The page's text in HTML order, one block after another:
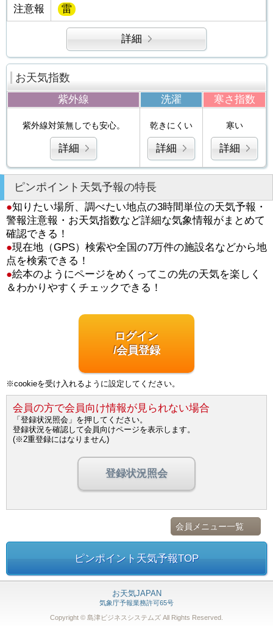
注意報 雷
詳細
お天気指数
紫外線 洗濯 寒さ指数
紫外線対策無しでも安心。
詳細
乾きにくい
詳細
寒い
詳細
ピンポイント天気予報の特長
●知りたい場所、調べたい地点の3時間単位の天気予報・
警報注意報・お天気指数など詳細な気象情報がまとめて
確認できる！
●現在地（GPS）検索や全国の7万件の施設名などから地
点を検索できる！
●絵本のようにページをめくってこの先の天気を楽しく
＆わかりやすくチェックできる！
ログイン
/会員登録
※cookieを受け入れるように設定してください。
会員の方で会員向け情報が見られない場合
「登録状況照会」を押してください。
登録状況を確認して会員向けページを表示します。
(※2重登録にはなりません)
登録状況照会
会員メニュー一覧
ピンポイント天気予報TOP
お天気JAPAN
気象庁予報業務許可65号
Copyright © 島津ビジネスシステムズ All Rights Reserved.